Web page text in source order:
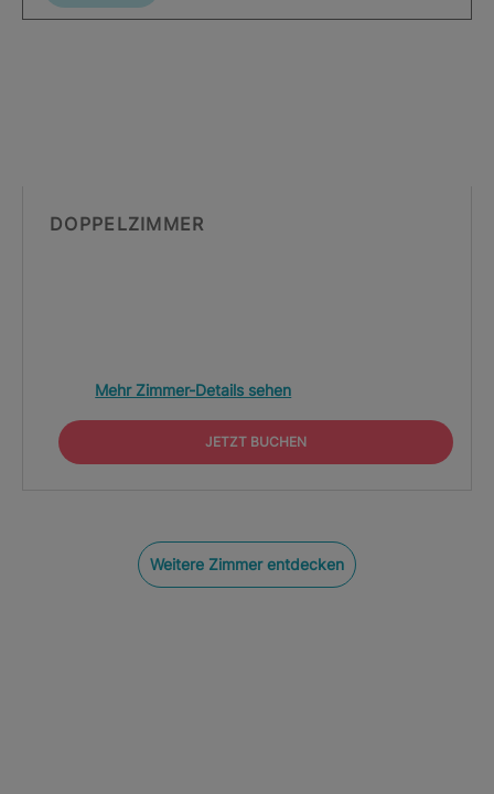
DOPPELZIMMER
Mehr Zimmer-Details sehen
JETZT BUCHEN
Weitere Zimmer entdecken